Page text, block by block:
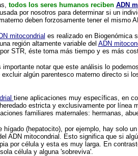
todos los seres humanos reciben ADN
por nosotros para determinar si un
deben forzosamente tener el mismo
mitocondrial es realizado en Biogenómica
región altamente variable del ADN
STR, éste toma más tiempo y es más
importante notar que este análisis lo
excluir algún parentesco materno directo si
tiene aplicaciones muy específicas, en
estricta y exclusivamente por línea
familiares maternales: hermanas,
hígado (hepatocito), por ejemplo, hay solo
ADN mitocondrial. Esto significa que si
por célula y esta es muy larga. En
célula y alguna 'sobreviva'.